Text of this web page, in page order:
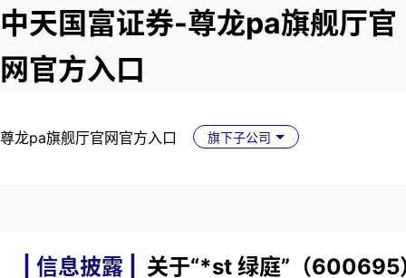
中天国富证券-尊龙pa旗舰厅官
网官方入口
尊龙pa旗舰厅官网官方入口 旗下子公司
| 信息披露 |
关于“*st 绿庭”（600695